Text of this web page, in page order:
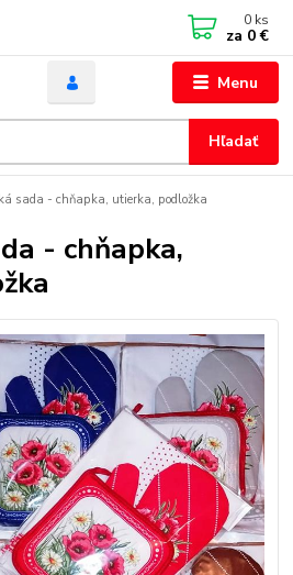
Menu
Hľadať
0 ks
za 0 €
sada - chňapka, utierka, podložka
- chňapka,